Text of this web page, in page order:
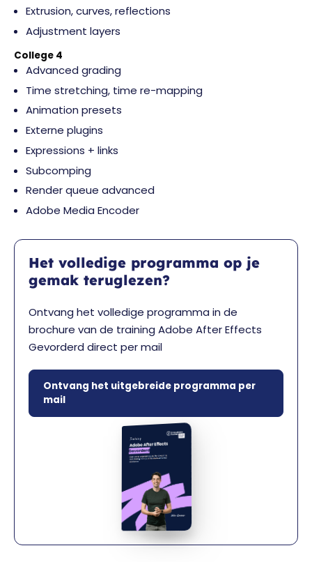
Extrusion, curves, reflections
Adjustment layers
College 4
Advanced grading
Time stretching, time re-mapping
Animation presets
Externe plugins
Expressions + links
Subcomping
Render queue advanced
Adobe Media Encoder
Het volledige programma op je
gemak teruglezen?
Ontvang het volledige programma in de
brochure van de training Adobe After Effects
Gevorderd direct per mail
Ontvang het uitgebreide programma per
mail